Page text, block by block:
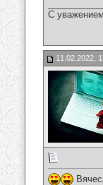
С
11.02.2022,